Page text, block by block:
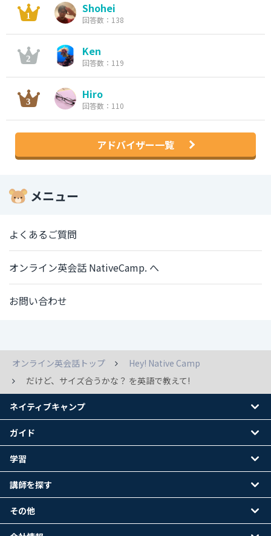
Shohei
回答数：138
Ken
回答数：119
Hiro
回答数：110
アドバイザー一覧
メニュー
よくあるご質問
オンライン英会話 NativeCamp. へ
お問い合わせ
オンライン英会話トップ
Hey! Native Camp
だけど、サイズ合うかな？ を英語で教えて!
ネイティブキャンプ
ガイド
学習
講師を探す
その他